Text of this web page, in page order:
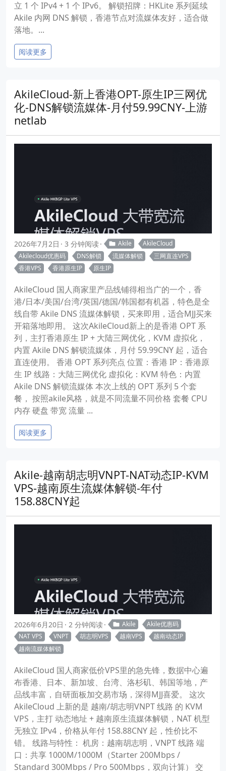
立 1 个 IPv4 + 1 个 IPv6。 解锁招牌：HKLite 系列延续
Akile 内网 DNS 解锁，香港节点对流媒体友好，适合做
落地。...
阅读更多
AkileCloud-新上香港OPT-原生IP三网优
化-DNS解锁流媒体-月付59.99CNY-上游
netlab
2026年7月2日 3 分钟阅读 Akile
AkileCloud
Akilecloud优惠码
DNS解锁 流媒体解锁
三网直连VPS
香港VPS
香港原生IP 原生IP
AkileCloud 国人商家里产品线铺得相当广的一个，香
港/日本/美国/台湾/英国/德国/韩国都有机器，特色是全
线自带 Akile DNS 流媒体解锁，买来即用，适合MJJ买来
开箱落地即用。 这次AkileCloud新上的是香港 OPT 系
列，主打香港原生 IP + 大陆三网优化，KVM 虚拟化，
内置 Akile DNS 解锁流媒体，月付 59.99CNY 起，适合
直连使用。 香港 OPT 系列亮点 位置：香港 IP：香港原
生 IP 线路：大陆三网优化 虚拟化：KVM 特色：内置
Akile DNS 解锁流媒体 本次上线的 OPT 系列 5 个套
餐， 按照akile风格，就是不同流量不同价格 套餐 CPU
内存 硬盘 带宽 流量 ...
阅读更多
Akile-越南胡志明VNPT-NAT动态IP-KVM
VPS-越南原生流媒体解锁-年付
158.88CNY起
2026年6月20日 2 分钟阅读 Akile
Akile优惠码
NAT VPS
VNPT 胡志明VPS 越南VPS
越南动态IP
越南流媒体解锁
AkileCloud 国人商家低价VPS里的急先锋，数据中心遍
布香港、日本、新加坡、台湾、洛杉矶、韩国等地，产
品线丰富，自研面板加交易市场，深得MJJ喜爱。 这次
AkileCloud 上新的是 越南/胡志明VNPT 线路 的 KVM
VPS，主打 动态地址 + 越南原生流媒体解锁，NAT 机型
无独立 IPv4，价格从年付 158.88CNY 起，性价比不
错。 线路与特性： 机房：越南胡志明，VNPT 线路 端
口：共享 1000M/1000M（Starter 200Mbps /
Standard 300Mbps / Pro 500Mbps，双向计算） 交